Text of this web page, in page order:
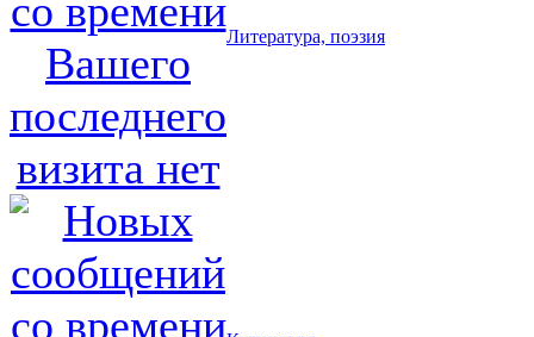
Литература, поэзия